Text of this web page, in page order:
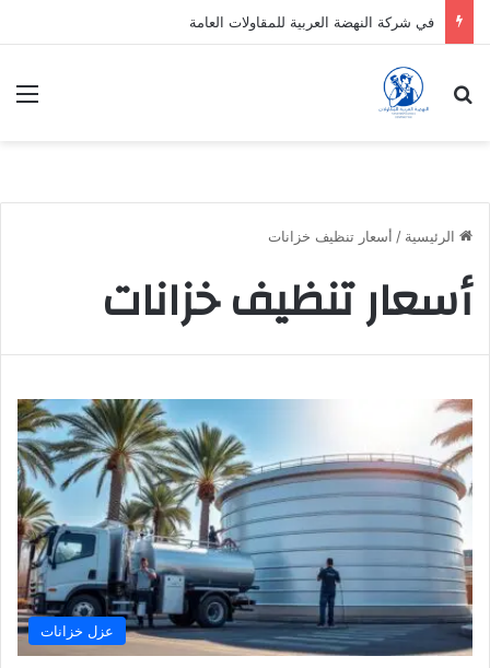
في شركة النهضة العربية للمقاولات العامة
بحث عن
الرئيسية / أسعار تنظيف خزانات
أسعار تنظيف خزانات
عزل خزانات